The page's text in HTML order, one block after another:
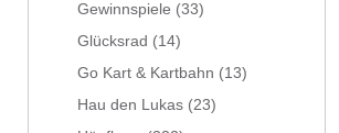
Gewinnspiele (33)
Glücksrad (14)
Go Kart & Kartbahn (13)
Hau den Lukas (23)